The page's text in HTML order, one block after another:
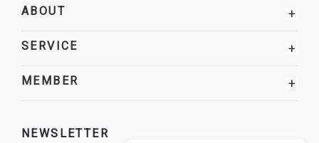
ABOUT +
SERVICE +
MEMBER +
NEWSLETTER